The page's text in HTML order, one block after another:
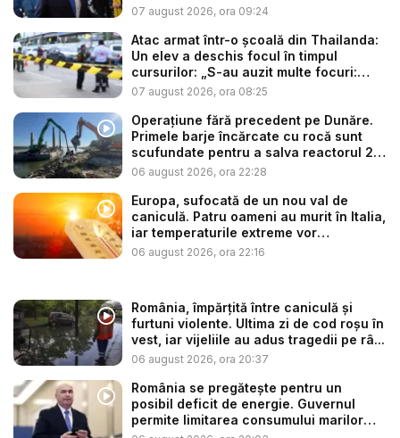
07 august 2026, ora 09:24
Atac armat într-o școală din Thailanda:
Un elev a deschis focul în timpul
cursurilor: „S-au auzit multe focuri:
ba...
07 august 2026, ora 08:25
Operațiune fără precedent pe Dunăre.
Primele barje încărcate cu rocă sunt
scufundate pentru a salva reactorul 2
...
06 august 2026, ora 22:28
Europa, sufocată de un nou val de
caniculă. Patru oameni au murit în Italia,
iar temperaturile extreme vor
continua...
06 august 2026, ora 22:16
România, împărțită între caniculă și
furtuni violente. Ultima zi de cod roșu în
vest, iar vijeliile au adus tragedii pe râ...
06 august 2026, ora 20:37
România se pregătește pentru un
posibil deficit de energie. Guvernul
permite limitarea consumului marilor